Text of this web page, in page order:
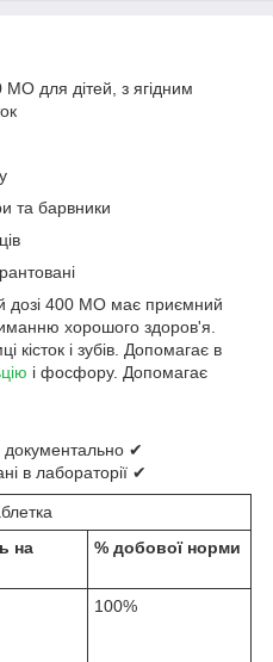
МО для дітей, з ягідним
та барвники
дозі 400 МО має приємний
хорошого здоров'я.
кісток і зубів. Допомагає в
і фосфору. Допомагає
документально ✔
в лабораторії ✔
на
% добової норми
100%